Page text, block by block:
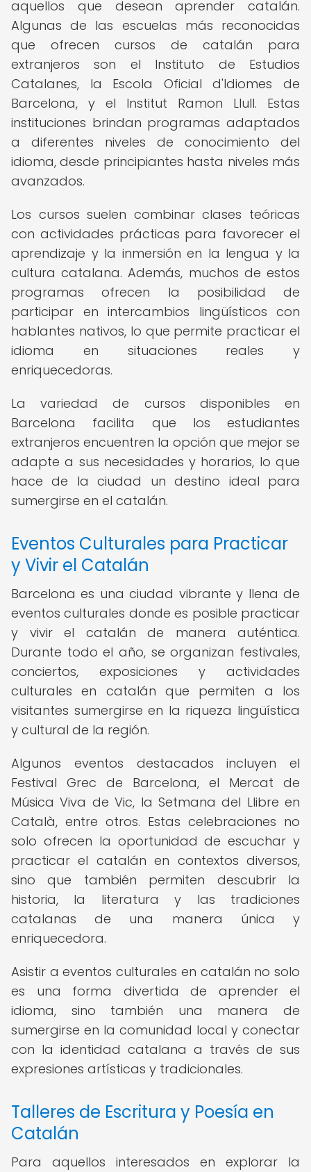
aquellos que desean aprender catalán.
Algunas de las escuelas más reconocidas
que ofrecen cursos de catalán para
extranjeros son el Instituto de Estudios
Catalanes, la Escola Oficial d'Idiomes de
Barcelona, y el Institut Ramon Llull. Estas
instituciones brindan programas adaptados
a diferentes niveles de conocimiento del
idioma, desde principiantes hasta niveles más
avanzados.
Los cursos suelen combinar clases teóricas
con actividades prácticas para favorecer el
aprendizaje y la inmersión en la lengua y la
cultura catalana. Además, muchos de estos
programas ofrecen la posibilidad de
participar en intercambios lingüísticos con
hablantes nativos, lo que permite practicar el
idioma en situaciones reales y
enriquecedoras.
La variedad de cursos disponibles en
Barcelona facilita que los estudiantes
extranjeros encuentren la opción que mejor se
adapte a sus necesidades y horarios, lo que
hace de la ciudad un destino ideal para
sumergirse en el catalán.
Eventos Culturales para Practicar
y Vivir el Catalán
Barcelona es una ciudad vibrante y llena de
eventos culturales donde es posible practicar
y vivir el catalán de manera auténtica.
Durante todo el año, se organizan festivales,
conciertos, exposiciones y actividades
culturales en catalán que permiten a los
visitantes sumergirse en la riqueza lingüística
y cultural de la región.
Algunos eventos destacados incluyen el
Festival Grec de Barcelona, el Mercat de
Música Viva de Vic, la Setmana del Llibre en
Català, entre otros. Estas celebraciones no
solo ofrecen la oportunidad de escuchar y
practicar el catalán en contextos diversos,
sino que también permiten descubrir la
historia, la literatura y las tradiciones
catalanas de una manera única y
enriquecedora.
Asistir a eventos culturales en catalán no solo
es una forma divertida de aprender el
idioma, sino también una manera de
sumergirse en la comunidad local y conectar
con la identidad catalana a través de sus
expresiones artísticas y tradicionales.
Talleres de Escritura y Poesía en
Catalán
Para aquellos interesados en explorar la